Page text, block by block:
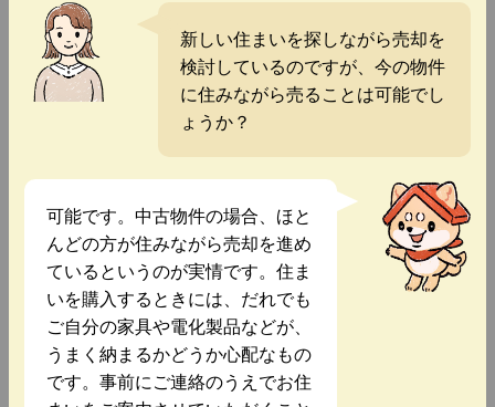
新しい住まいを探しながら売却を
検討しているのですが、今の物件
に住みながら売ることは可能でし
ょうか？
可能です。中古物件の場合、ほと
んどの方が住みながら売却を進め
ているというのが実情です。住ま
いを購入するときには、だれでも
ご自分の家具や電化製品などが、
うまく納まるかどうか心配なもの
です。事前にご連絡のうえでお住